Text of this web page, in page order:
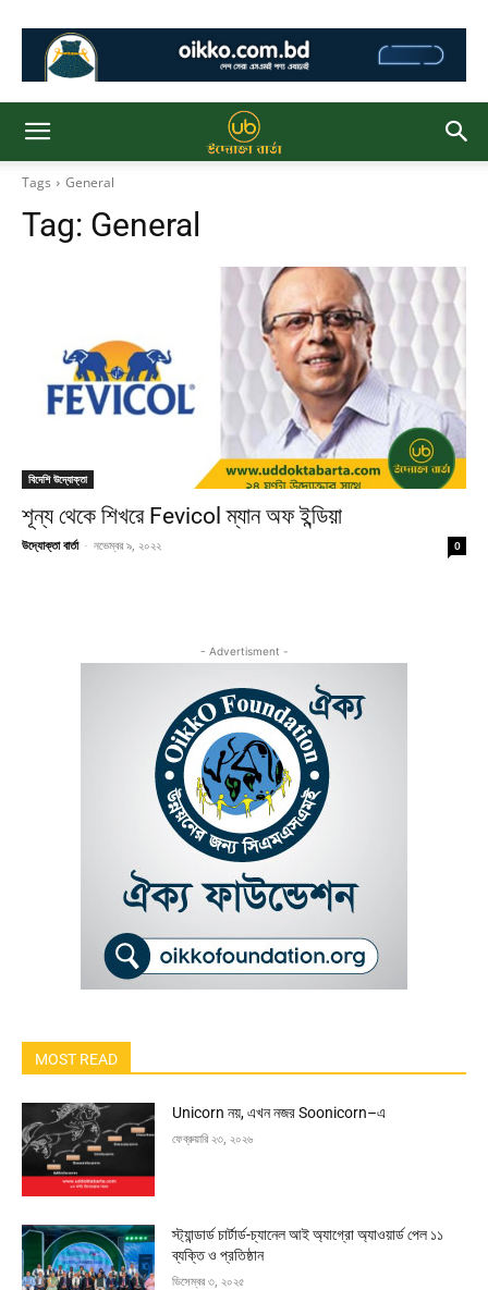
Tags General
Tag: General
বিদেশি উদ্যোক্তা
শূন্য থেকে শিখরে Fevicol ম্যান অফ ইন্ডিয়া
উদ্যোক্তা বার্তা - নভেম্বর ৯, ২০২২ 0
- Advertisment -
MOST READ
Unicorn নয়, এখন নজর Soonicorn–এ
ফেব্রুয়ারি ২৩, ২০২৬
স্ট্যান্ডার্ড চার্টার্ড-চ্যানেল আই অ্যাগ্রো অ্যাওয়ার্ড পেল ১১
ব্যক্তি ও প্রতিষ্ঠান
ডিসেম্বর ৩, ২০২৫